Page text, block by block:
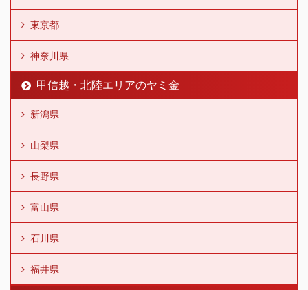
東京都
神奈川県
甲信越・北陸エリアのヤミ金
新潟県
山梨県
長野県
富山県
石川県
福井県